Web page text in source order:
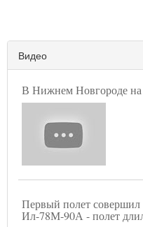
Видео
В Нижнем Новгороде на
Первый полет
Ил-78М-90А - полет